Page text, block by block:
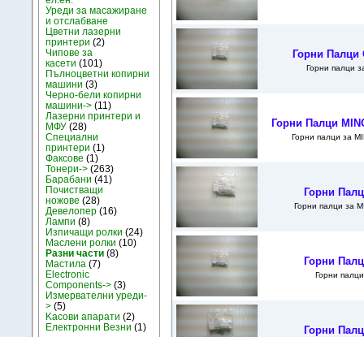
Уреди за масажиране
и отслабване
Цветни лазерни
принтери (2)
Чипове за
касети (101)
Пълноцветни копирни
машини (3)
Черно-бели копирни
машини-> (11)
Лазерни принтери и
МФУ (28)
Специални
принтери (1)
Факсове (1)
Тонери-> (263)
Барабани (41)
Почистващи
ножове (28)
Девелопер (16)
Лампи (8)
Изпичащи ролки (24)
Маслени ролки (10)
Разни части (8)
Мастила (7)
Electronic
Components-> (3)
Измервателни уреди-
> (5)
Kасови апарати (2)
Електронни Везни (1)
Горни Палци
Горни палци
Горни Палци
Горни палци за
Горни
Горни палци за
Горни
Горни
Горни